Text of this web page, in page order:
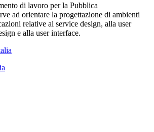
di lavoro per la Pubblica
ad orientare la progettazione di ambienti
relative al service design, alla user
e alla user interface.